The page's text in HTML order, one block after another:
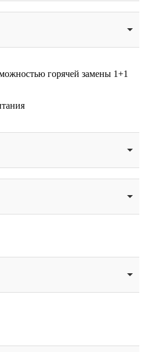
горячей замены 1+1